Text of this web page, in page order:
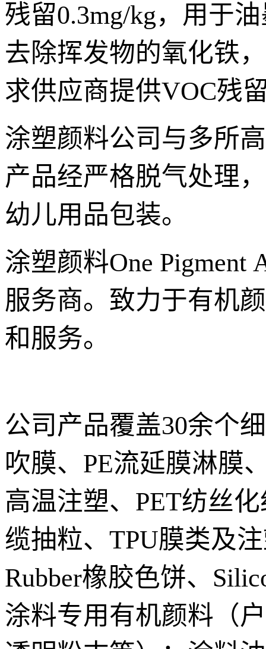
残留0.3mg/kg，用于
去除挥发物的氧化铁
求供应商提供VOC残
涂塑颜料公司与多所
产品经严格脱气处理
幼儿用品包装。
涂塑颜料One
服务商。致力于有机
和服务。
公司产品覆盖30余个
吹膜、PE流延膜淋膜
高温注塑、PET纺丝
缆抽粒、TPU膜类及
Rubber橡胶色饼、
涂料专用有机颜料（